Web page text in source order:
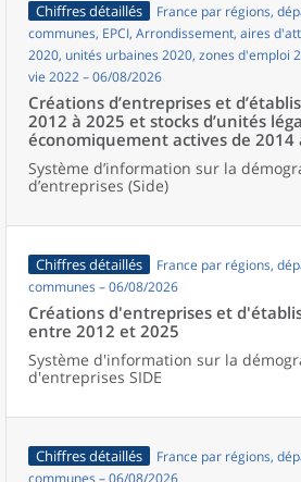
Chiffres détaillés
France par régions,
communes, EPCI, Arrondissement, aires
2020, unités urbaines 2020, zones d'emploi
vie 2022 – 06/08/2026
Créations d’entreprises et
2012 à 2025 et stocks d’unités
économiquement actives de 2014
Système d’information sur la
d’entreprises (Side)
Chiffres détaillés
France par régions,
communes – 06/08/2026
Créations d'entreprises et
entre 2012 et 2025
Système d'information sur la
d'entreprises SIDE
Chiffres détaillés
France par régions,
communes – 06/08/2026